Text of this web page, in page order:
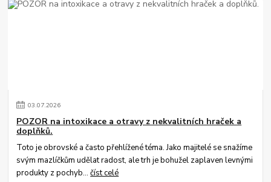
03.07.2026
POZOR na intoxikace a otravy z nekvalitních hraček a
doplňků.
Toto je obrovské a často přehlížené téma. Jako majitelé se snažíme
svým mazlíčkům udělat radost, ale trh je bohužel zaplaven levnými
produkty z pochyb...číst celé